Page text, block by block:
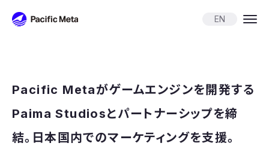
EN
Pacific Metaがゲームエンジンを開発する
Paima Studiosとパートナーシップを締
結。日本国内でのマーケティングを支援。